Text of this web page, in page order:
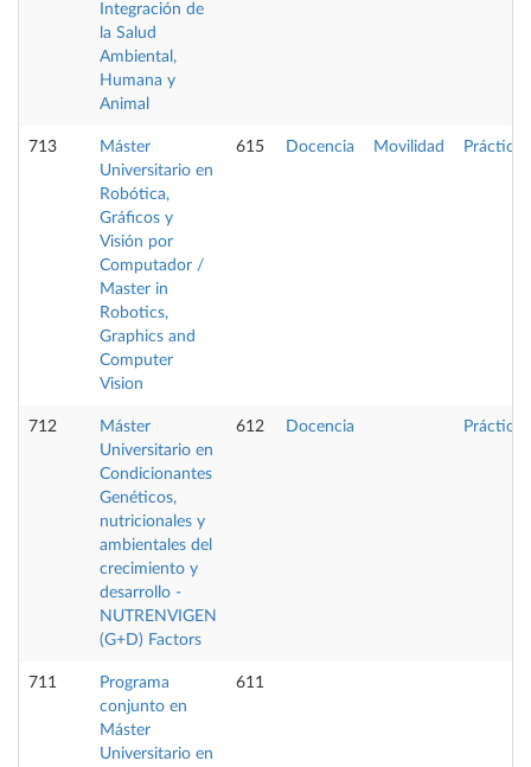
Integración de
la Salud
Ambiental,
Humana y
Animal
713
Máster
Universitario en
Robótica,
Gráficos y
Visión por
Computador /
Master in
Robotics,
Graphics and
Computer
Vision
615 Docencia Movilidad Prácticas
712
Máster
Universitario en
Condicionantes
Genéticos,
nutricionales y
ambientales del
crecimiento y
desarrollo -
NUTRENVIGEN
(G+D) Factors
612 Docencia Prácticas
711
Programa
conjunto en
Máster
Universitario en
611